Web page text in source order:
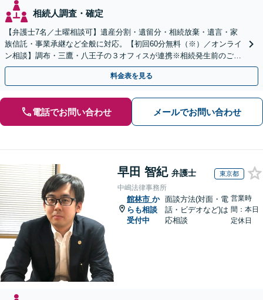
相続人調査・確定
【弁護士7名／土曜相談可】遺産分割・遺留分・相続放棄・遺言・家
族信託・事業承継など全般に対応。【初回60分無料（※）／オンライ
ン相談】調布・三鷹・八王子の３オフィスが連携※相続発生前のご相
談など有料相談になるものもございます。
料金表を見る
電話でお問い合わせ メールでお問い合わせ
早田 智紀 弁護士 東京都
中嶋法律事務所
館林市 か
らも相談
受付中
面談方法(対面・電
話・ビデオなど)は
応相談
営業時
間：本日
定休日